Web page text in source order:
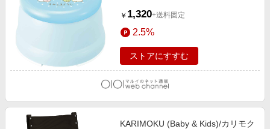
￥ 1,320+送料固定
2.5%
ストアにすすむ
KARIMOKU (Baby & Kids)/カリモク